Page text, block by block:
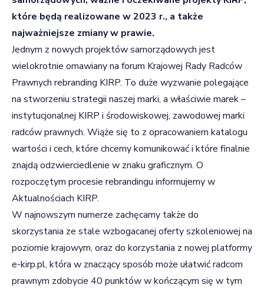
które będą realizowane w 2023 r., a także
najważniejsze zmiany w prawie.
Jednym z nowych projektów samorządowych jest
wielokrotnie omawiany na forum Krajowej Rady Radców
Prawnych rebranding KIRP. To duże wyzwanie polegające
na stworzeniu strategii naszej marki, a właściwie marek –
instytucjonalnej KIRP i środowiskowej, zawodowej marki
radców prawnych. Wiąże się to z opracowaniem katalogu
wartości i cech, które chcemy komunikować i które finalnie
znajdą odzwierciedlenie w znaku graficznym. O
rozpoczętym procesie rebrandingu informujemy w
Aktualnościach KIRP.
W najnowszym numerze zachęcamy także do
skorzystania ze stale wzbogacanej oferty szkoleniowej na
poziomie krajowym, oraz do korzystania z nowej platformy
e-kirp.pl, która w znaczący sposób może ułatwić radcom
prawnym zdobycie 40 punktów w kończącym się w tym